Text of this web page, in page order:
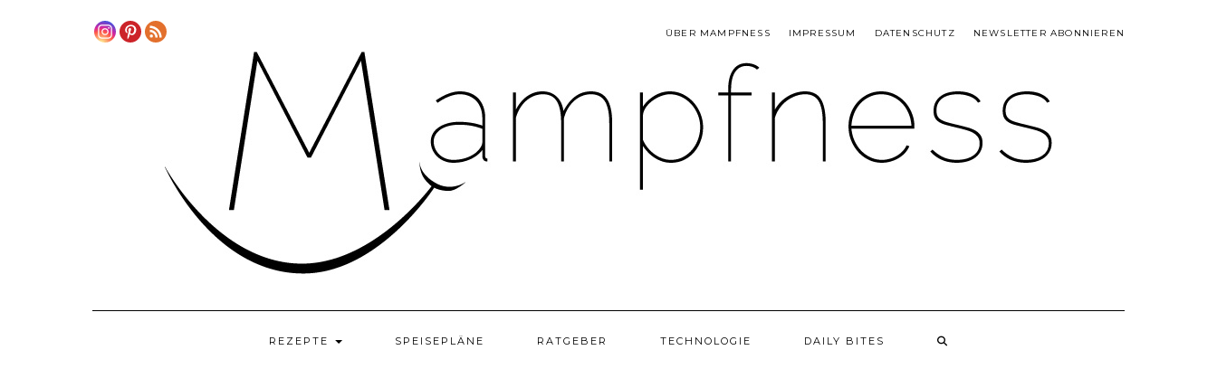
ÜBER MAMPFNESS IMPRESSUM DATENSCHUTZ NEWSLETTER ABONNIEREN
REZEPTE SPEISEPLÄNE RATGEBER TECHNOLOGIE DAILY BITES